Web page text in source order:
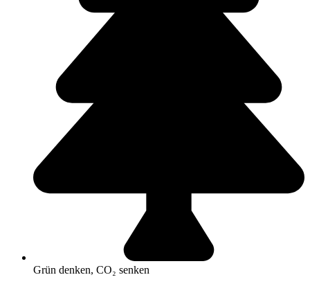
Grün denken, CO₂ senken